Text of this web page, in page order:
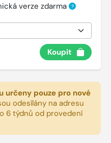
verze zdarma ?
Koupit
určeny pouze pro nové
odesílány na adresu
6 týdnů od provedení